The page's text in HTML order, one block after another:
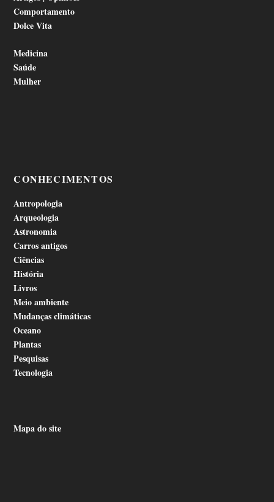
Comportamento
Dolce Vita
Medicina
Saúde
Mulher
CONHECIMENTOS
Antropologia
Arqueologia
Astronomia
Carros antigos
Ciências
História
Livros
Meio ambiente
Mudanças climáticas
Oceano
Plantas
Pesquisas
Tecnologia
Mapa do site